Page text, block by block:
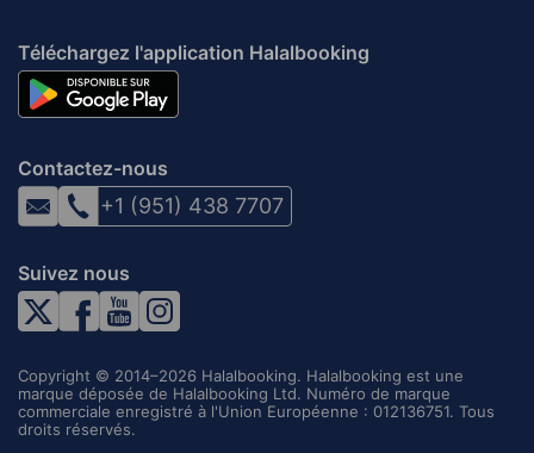
Téléchargez l'application Halalbooking
Contactez-nous
+1 (951) 438 7707
Suivez nous
Copyright © 2014–2026 Halalbooking. Halalbooking est une
marque déposée de Halalbooking Ltd. Numéro de marque
commerciale enregistré à l'Union Européenne : 012136751. Tous
droits réservés.